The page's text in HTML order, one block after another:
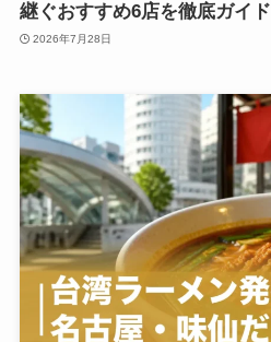
継ぐおすすめ6店を徹底ガイド
2026年7月28日